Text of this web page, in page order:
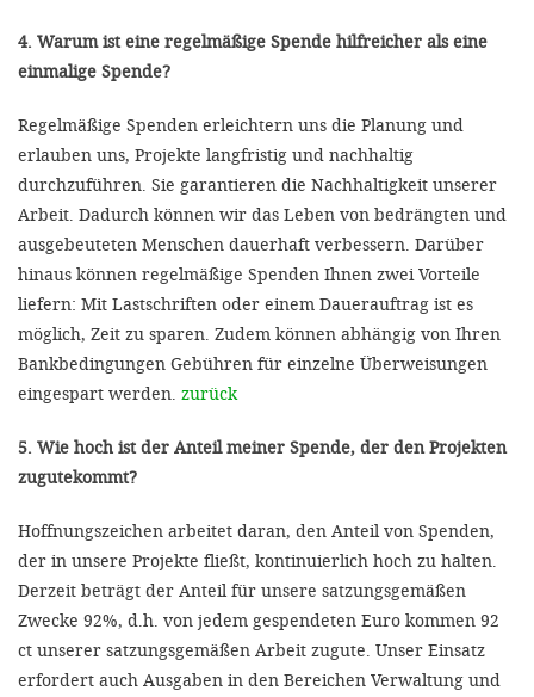
4. Warum ist eine regelmäßige Spende hilfreicher als eine
einmalige Spende?
Regelmäßige Spenden erleichtern uns die Planung und
erlauben uns, Projekte langfristig und nachhaltig
durchzuführen. Sie garantieren die Nachhaltigkeit unserer
Arbeit. Dadurch können wir das Leben von bedrängten und
ausgebeuteten Menschen dauerhaft verbessern. Darüber
hinaus können regelmäßige Spenden Ihnen zwei Vorteile
liefern: Mit Lastschriften oder einem Dauerauftrag ist es
möglich, Zeit zu sparen. Zudem können abhängig von Ihren
Bankbedingungen Gebühren für einzelne Überweisungen
eingespart werden. zurück
5. Wie hoch ist der Anteil meiner Spende, der den Projekten
zugutekommt?
Hoffnungszeichen arbeitet daran, den Anteil von Spenden,
der in unsere Projekte fließt, kontinuierlich hoch zu halten.
Derzeit beträgt der Anteil für unsere satzungsgemäßen
Zwecke 92%, d.h. von jedem gespendeten Euro kommen 92
ct unserer satzungsgemäßen Arbeit zugute. Unser Einsatz
erfordert auch Ausgaben in den Bereichen Verwaltung und